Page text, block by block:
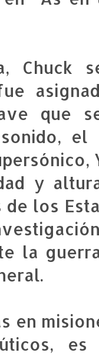
Chuck
que
el
y
de los
la
en